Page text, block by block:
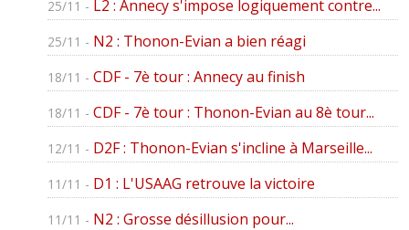
25/11 - L2 : Annecy s'impose logiquement contre...
25/11 - N2 : Thonon-Evian a bien réagi
18/11 - CDF - 7è tour : Annecy au finish
18/11 - CDF - 7è tour : Thonon-Evian au 8è tour...
12/11 - D2F : Thonon-Evian s'incline à Marseille...
11/11 - D1 : L'USAAG retrouve la victoire
11/11 - N2 : Grosse désillusion pour...